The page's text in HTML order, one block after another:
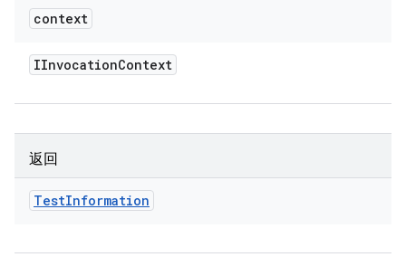
context
IInvocationContext
返回
TestInformation